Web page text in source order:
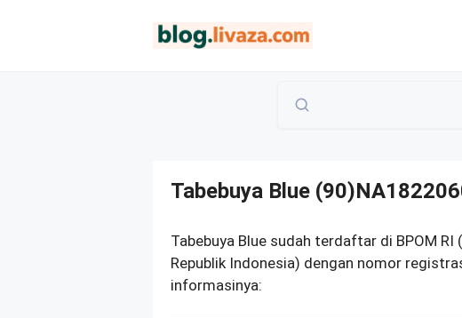
Tabebuya Blue
Tabebuya Blue sudah terdaftar di BPOM RI
Republik Indonesia) dengan nomor
informasinya: